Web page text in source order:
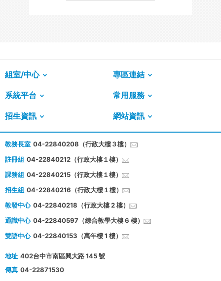
組室/中心 專區連結
系統平台 常用服務
招生資訊 網站資訊
教務長室 04-22840208（行政大樓３樓）
註冊組 04-22840212（行政大樓１樓）
課務組 04-22840215（行政大樓１樓）
招生組 04-22840216（行政大樓１樓）
教發中心 04-22840218（行政大樓 2 樓）
通識中心 04-22840597（綜合教學大樓 6 樓）
雙語中心 04-22840153（萬年樓 1 樓）
地址 402台中市南區興大路 145 號
傳真 04-22871530